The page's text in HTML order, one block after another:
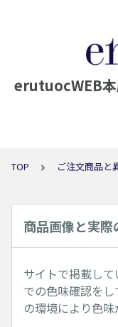
erutuocWEB本
TOP ご注文商品と
商品画像と実際
サイトで掲載し
での色味確認を
の環境により色味